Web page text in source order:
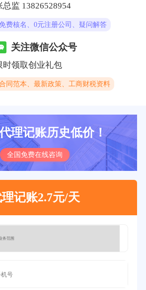
总监 13826528954
免费核名、0元注册公司、疑问解答
关注微信公众号
时领取创业礼包
同范本、最新政策、工商财税资料
理记账历史低价！
全国免费在线咨询
记账2.7元/天